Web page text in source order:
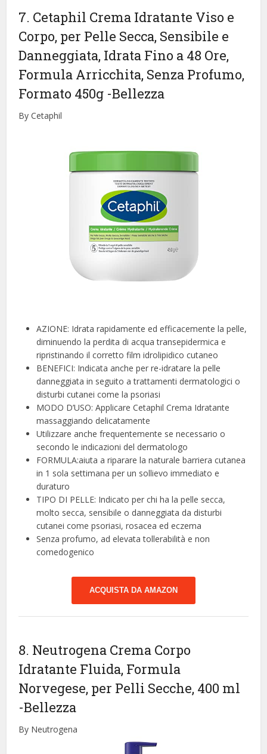
7. Cetaphil Crema Idratante Viso e
Corpo, per Pelle Secca, Sensibile e
Danneggiata, Idrata Fino a 48 Ore,
Formula Arricchita, Senza Profumo,
Formato 450g -Bellezza
By Cetaphil
AZIONE: Idrata rapidamente ed efficacemente la pelle,
diminuendo la perdita di acqua transepidermica e
ripristinando il corretto film idrolipidico cutaneo
BENEFICI: Indicata anche per re-idratare la pelle
danneggiata in seguito a trattamenti dermatologici o
disturbi cutanei come la psoriasi
MODO D’USO: Applicare Cetaphil Crema Idratante
massaggiando delicatamente
Utilizzare anche frequentemente se necessario o
secondo le indicazioni del dermatologo
FORMULA:aiuta a riparare la naturale barriera cutanea
in 1 sola settimana per un sollievo immediato e
duraturo
TIPO DI PELLE: Indicato per chi ha la pelle secca,
molto secca, sensibile o danneggiata da disturbi
cutanei come psoriasi, rosacea ed eczema
Senza profumo, ad elevata tollerabilità e non
comedogenico
ACQUISTA DA AMAZON
8. Neutrogena Crema Corpo
Idratante Fluida, Formula
Norvegese, per Pelli Secche, 400 ml
-Bellezza
By Neutrogena